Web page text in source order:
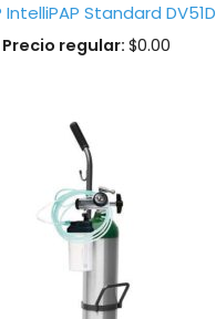
IntelliPAP Standard DV51D
Precio regular: $0.00